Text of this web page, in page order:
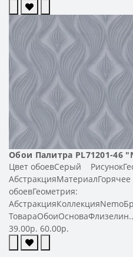
Обои Палитра PL71201-46
Цвет обоевСерый
обоевГеометрия:
ТовараОбоиОсноваФлизелин..
39.00р. 60.00р.